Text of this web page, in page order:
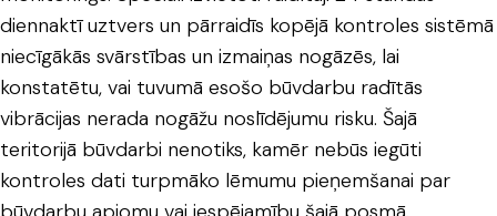
diennaktī uztvers un pārraidīs kopējā kontroles sistēmā
niecīgākās svārstības un izmaiņas nogāzēs, lai
konstatētu, vai tuvumā esošo būvdarbu radītās
vibrācijas nerada nogāžu noslīdējumu risku. Šajā
teritorijā būvdarbi nenotiks, kamēr nebūs iegūti
kontroles dati turpmāko lēmumu pieņemšanai par